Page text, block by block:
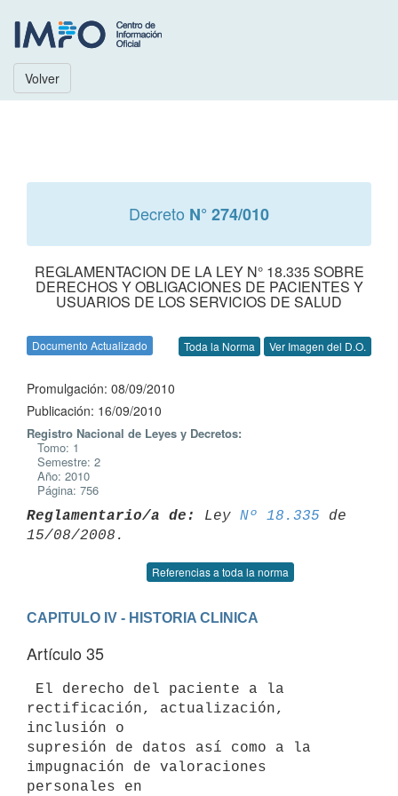
Volver
Decreto N° 274/010
REGLAMENTACION DE LA LEY N° 18.335 SOBRE
DERECHOS Y OBLIGACIONES DE PACIENTES Y
USUARIOS DE LOS SERVICIOS DE SALUD
Documento Actualizado Toda la Norma Ver Imagen del D.O.
Promulgación: 08/09/2010
Publicación: 16/09/2010
Registro Nacional de Leyes y Decretos:
Tomo: 1
Semestre: 2
Año: 2010
Página: 756
Reglamentario/a de: Ley Nº 18.335 de
Referencias a toda la norma
CAPITULO IV - HISTORIA CLINICA
Artículo 35
rectificación, actualización,
inclusión o
supresión de datos así como a la
impugnación de valoraciones
personales en